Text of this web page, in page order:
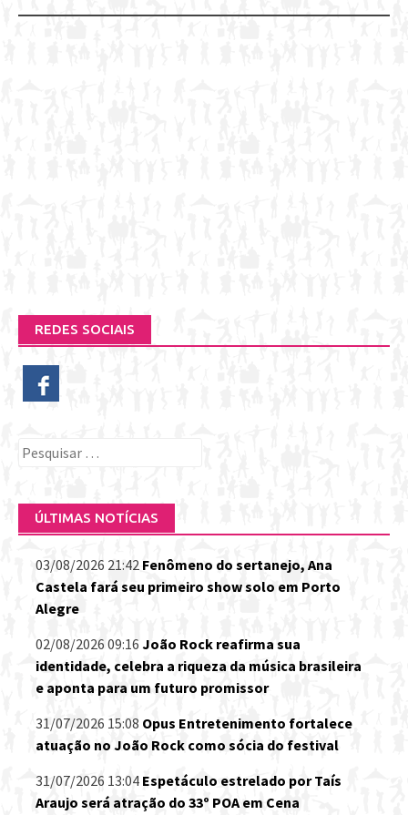
REDES SOCIAIS
Pesquisar
ÚLTIMAS NOTÍCIAS
03/08/2026 21:42 Fenômeno do sertanejo, Ana
Castela fará seu primeiro show solo em Porto
Alegre
02/08/2026 09:16 João Rock reafirma sua
identidade, celebra a riqueza da música brasileira
e aponta para um futuro promissor
31/07/2026 15:08 Opus Entretenimento fortalece
atuação no João Rock como sócia do festival
31/07/2026 13:04 Espetáculo estrelado por Taís
Araujo será atração do 33º POA em Cena